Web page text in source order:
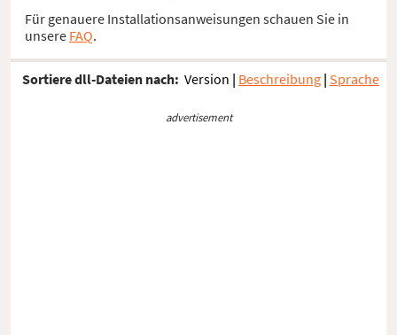
Für genauere Installationsanweisungen schauen Sie in
unsere FAQ.
Sortiere dll-Dateien nach: Version | Beschreibung | Sprache
advertisement